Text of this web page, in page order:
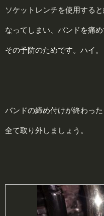
ソケットレンチを使用する
なってしまい、バンドを痛
その予防のためです。ハイ。
バンドの締め付けが終わっ
全て取り外しましょう。